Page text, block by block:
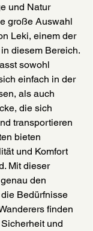
und Natur
große Auswahl
Leki, einem der
diesem Bereich.
sowohl
einfach in der
als auch
die sich
transportieren
bieten
und Komfort
Mit dieser
den
Bedürfnisse
finden
und